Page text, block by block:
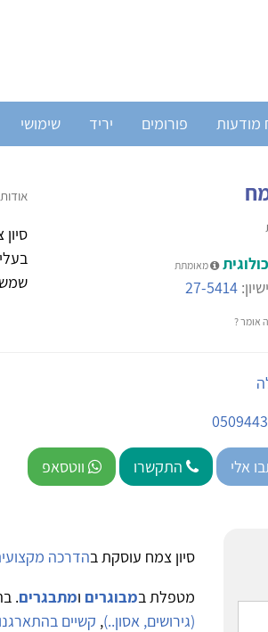
מודעות פורומים יריד שימושי
מאומתת
27-5414
אומר ?
שמש
אלי התקשרו ווטסאפ
סיון צמח עוסקת בהדרכה
מטפלת במבוגרים ומתבגרים.
(גירושים, אסון..), קשיים